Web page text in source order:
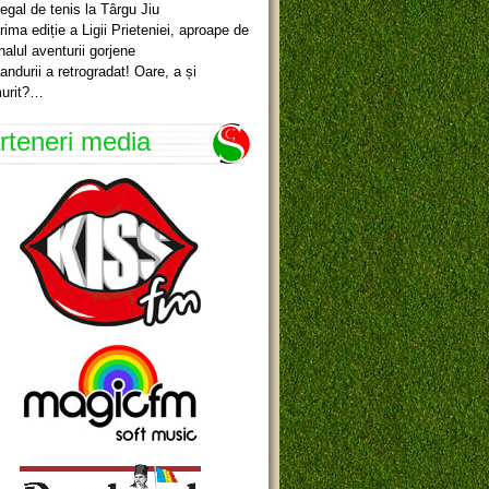
de tenis la Târgu Jiu
ediție a Ligii Prieteniei, aproape de
aventurii gorjene
a retrogradat! Oare, a și
media